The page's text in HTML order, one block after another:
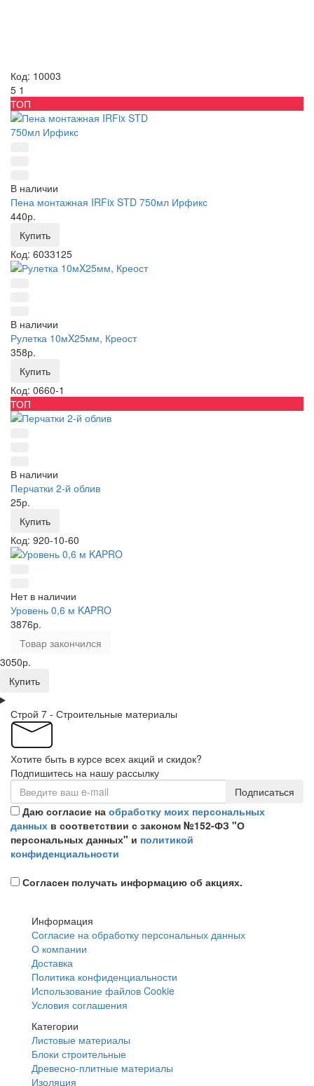
Код: 10003
5 1
ТОП
В наличии
Пена монтажная IRFix STD 750мл Ирфикс
440р.
Купить
Код: 6033125
В наличии
Рулетка 10мX25мм, Креост
358р.
Купить
Код: 0660-1
ТОП
В наличии
Перчатки 2-й облив
25р.
Купить
Код: 920-10-60
Нет в наличии
Уровень 0,6 м KAPRO
3876р.
Товар закончился
3050р.
Купить
Строй 7 - Строительные материалы
Хотите быть в курсе всех акций и скидок?
Подпишитесь на нашу рассылку
Подписаться
Даю согласие на обработку моих персональных
данных в соответствии с законом №152-ФЗ "О
персональных данных" и политикой
конфиденциальности
Согласен получать информацию об акциях.
Информация
Согласие на обработку персональных данных
О компании
Доставка
Политика конфиденциальности
Использование файлов Cookie
Условия соглашения
Категории
Листовые материалы
Блоки строительные
Древесно-плитные материалы
Изоляция